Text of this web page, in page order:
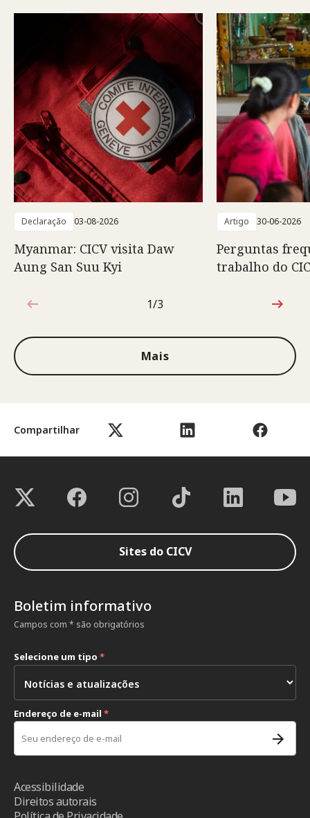
Compartilhar
Declaração 03-08-2026
Myanmar: CICV visita Daw
Aung San Suu Kyi
Artigo 30-06-2026
Perguntas
trabalho do
1 de 3
1/3
Mais
Sites do CICV
Boletim informativo
Campos com * são obrigatórios
Selecione um tipo *
Endereço de e-mail *
Acessibilidade
Direitos autorais